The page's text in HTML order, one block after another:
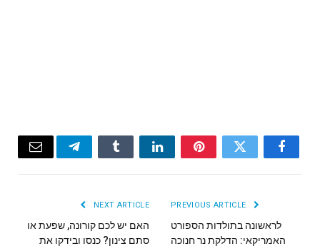
Facebook
Twitter
Pinterest
LinkedIn
Tumblr
Telegram
Email
לראשונה בתולדות הספורט
האמריקאי: הדלקת נר חנוכה
NEXT ARTICLE
האם יש לכם קורונה, שפעת או
סתם צינון? כנסו ובידקו את